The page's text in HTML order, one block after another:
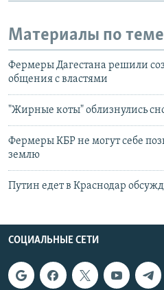
Материалы по теме
Фермеры Дагестана решили
общения с властями
"Жирные коты" облизнулись
Фермеры КБР не могут себе
землю
Путин едет в Краснодар
СОЦИАЛЬНЫЕ СЕТИ